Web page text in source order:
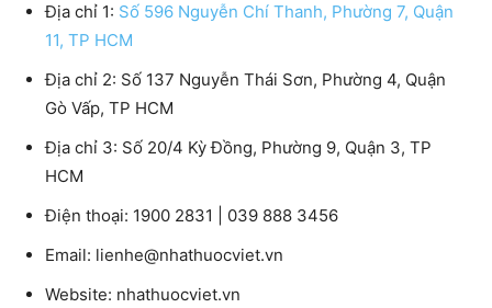
Địa chỉ 1: Số 596 Nguyễn Chí Thanh, Phường 7, Quận
11, TP HCM
Địa chỉ 2: Số 137 Nguyễn Thái Sơn, Phường 4, Quận
Gò Vấp, TP HCM
Địa chỉ 3: Số 20/4 Kỳ Đồng, Phường 9, Quận 3, TP
HCM
Điện thoại: 1900 2831 | 039 888 3456
Email: lienhe@nhathuocviet.vn
Website: nhathuocviet.vn